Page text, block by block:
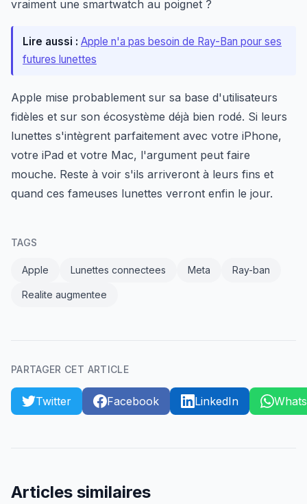
vraiment une smartwatch au poignet ?
Lire aussi : Apple n'a pas besoin de Ray-Ban pour ses
futures lunettes
Apple mise probablement sur sa base d'utilisateurs
fidèles et sur son écosystème déjà bien rodé. Si leurs
lunettes s'intègrent parfaitement avec votre iPhone,
votre iPad et votre Mac, l'argument peut faire
mouche. Reste à voir s'ils arriveront à leurs fins et
quand ces fameuses lunettes verront enfin le jour.
TAGS
Apple Lunettes connectees Meta Ray-ban
Realite augmentee
PARTAGER CET ARTICLE
Twitter Facebook LinkedIn
Articles similaires